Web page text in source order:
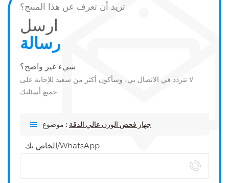
تريد أن تعرف عن هذا المنتج؟
ارسل
رسالة
شيء غير واضح؟
لا تتردد في الاتصال بي، وسأكون أكثر من سعيد للإجابة على
جميع أسئلتك
موضوع : جهاز فحص الوزن عالي الدقة
الخاص بك/WhatsApp